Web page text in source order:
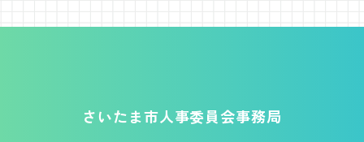
さいたま市人事委員会事務局